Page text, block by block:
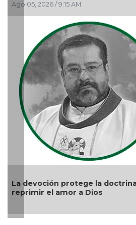
la doctrina y nos lleva a no